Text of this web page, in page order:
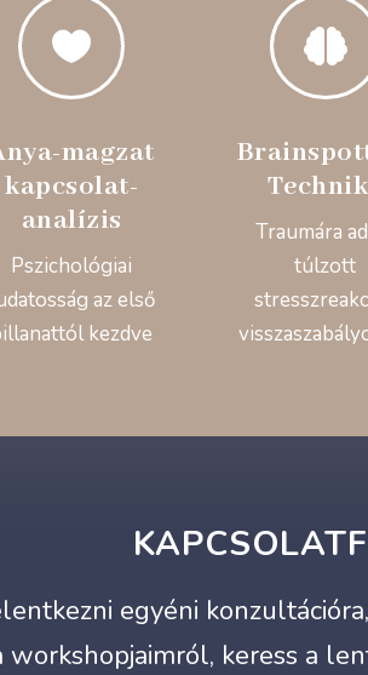

magzat
kapcsolat-
analízis
Pszichológiai
az első
kezdve

Traumára
túlzott
egyéni
keress a